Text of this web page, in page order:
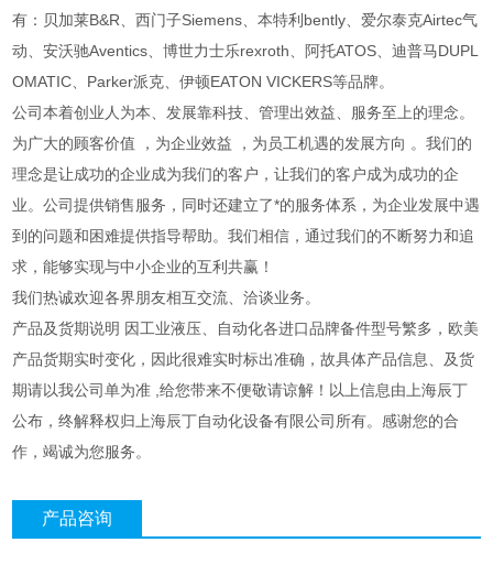
有：贝加莱B&R、西门子Siemens、本特利bently、爱尔泰克Airtec气
动、安沃驰Aventics、博世力士乐rexroth、阿托ATOS、迪普马DUPL
OMATIC、Parker派克、伊顿EATON VICKERS等品牌。
公司本着创业人为本、发展靠科技、管理出效益、服务至上的理念。
为广大的顾客价值 ，为企业效益 ，为员工机遇的发展方向 。我们的
理念是让成功的企业成为我们的客户，让我们的客户成为成功的企
业。公司提供销售服务，同时还建立了*的服务体系，为企业发展中遇
到的问题和困难提供指导帮助。我们相信，通过我们的不断努力和追
求，能够实现与中小企业的互利共赢！
我们热诚欢迎各界朋友相互交流、洽谈业务。
产品及货期说明 因工业液压、自动化各进口品牌备件型号繁多，欧美
产品货期实时变化，因此很难实时标出准确，故具体产品信息、及货
期请以我公司单为准 ,给您带来不便敬请谅解！以上信息由上海辰丁
公布，终解释权归上海辰丁自动化设备有限公司所有。感谢您的合
作，竭诚为您服务。
产品咨询